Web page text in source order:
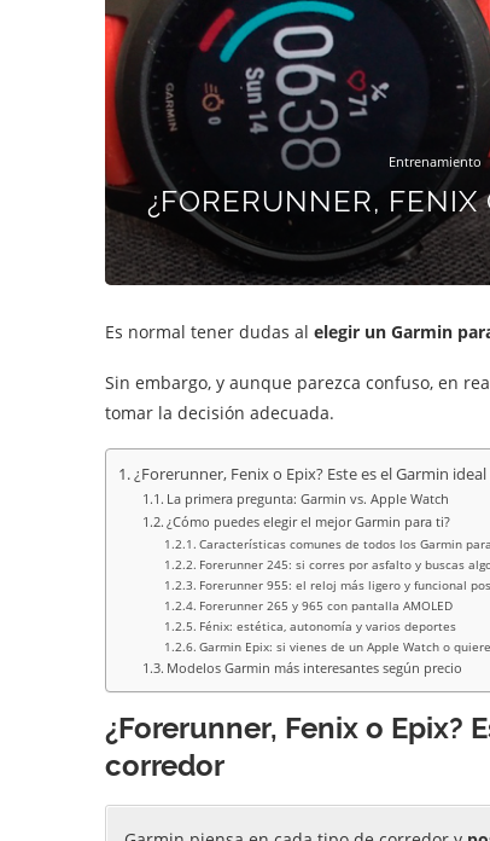
Entrenamiento
¿FORERUNNER,
Es normal tener dudas al elegir un Garmin
Sin embargo, y aunque parezca confuso, en
tomar la decisión adecuada.
¿Forerunner, Fenix o Epix? Este es el Garmin
La primera pregunta: Garmin vs. Apple Watch
¿Cómo puedes elegir el mejor Garmin para ti?
Características comunes de todos los Garmin
Forerunner 245: si corres por asfalto y buscas
Forerunner 955: el reloj más ligero y funcional
Forerunner 265 y 965 con pantalla AMOLED
Fénix: estética, autonomía y varios deportes
Garmin Epix: si vienes de un Apple Watch o
Modelos Garmin más interesantes según precio
¿Forerunner, Fenix o Epix?
corredor